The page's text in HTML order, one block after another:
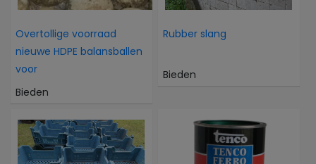
Overtollige voorraad
nieuwe HDPE balansballen
voor
Bieden
Rubber slang
Bieden